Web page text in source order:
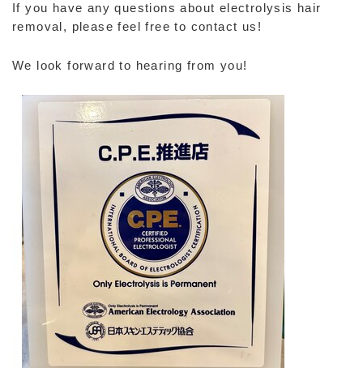
If you have any questions about electrolysis hair
removal, please feel free to contact us!
We look forward to hearing from you!